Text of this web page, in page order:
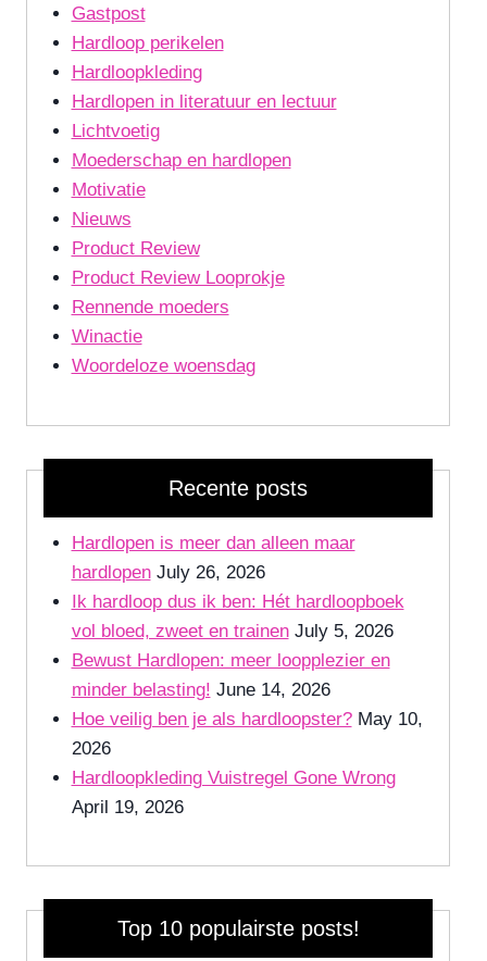
Gastpost
Hardloop perikelen
Hardloopkleding
Hardlopen in literatuur en lectuur
Lichtvoetig
Moederschap en hardlopen
Motivatie
Nieuws
Product Review
Product Review Looprokje
Rennende moeders
Winactie
Woordeloze woensdag
Recente posts
Hardlopen is meer dan alleen maar
hardlopen July 26, 2026
Ik hardloop dus ik ben: Hét hardloopboek
vol bloed, zweet en trainen July 5, 2026
Bewust Hardlopen: meer loopplezier en
minder belasting! June 14, 2026
Hoe veilig ben je als hardloopster? May 10,
2026
Hardloopkleding Vuistregel Gone Wrong
April 19, 2026
Top 10 populairste posts!